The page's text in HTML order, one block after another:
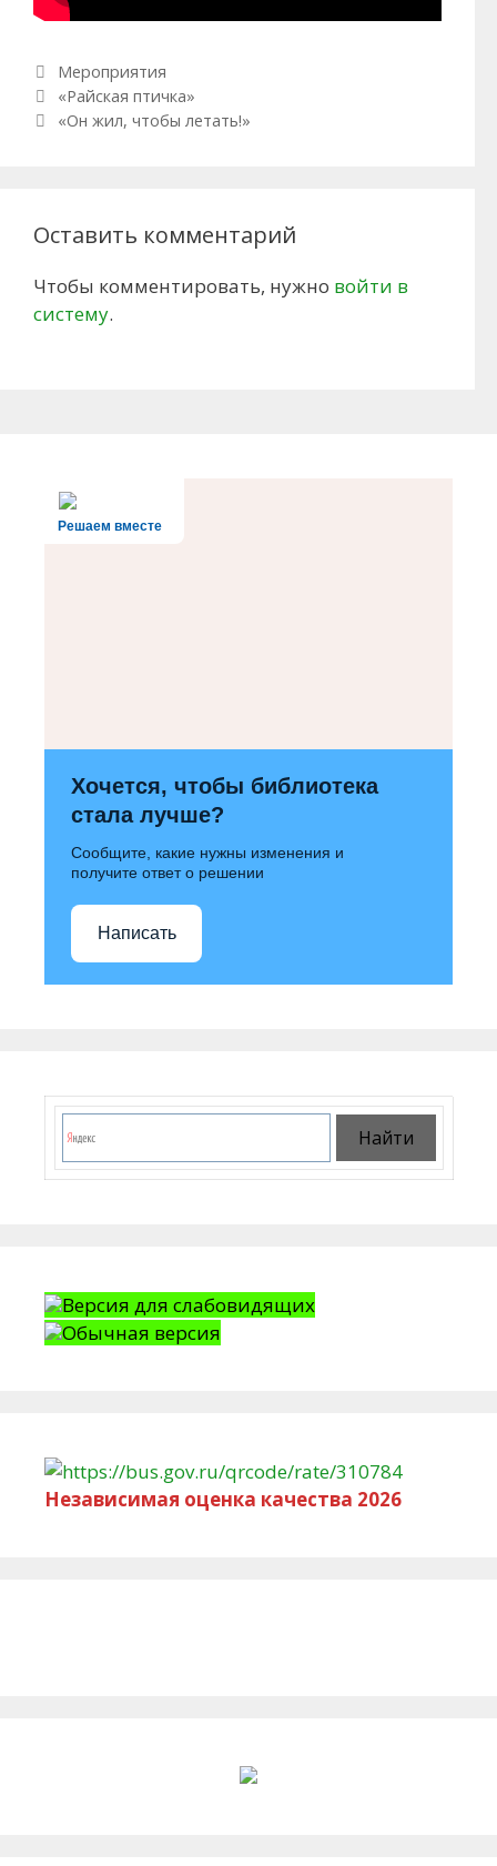
Рубрики
Мероприятия
Навигация по записям
«Райская птичка»
«Он жил, чтобы летать!»
Оставить комментарий
Чтобы комментировать, нужно войти в
систему.
Решаем вместе
Хочется, чтобы библиотека
стала лучше?
Сообщите, какие нужны изменения и
получите ответ о решении
Написать
Версия для слабовидящих
Обычная версия
Независимая оценка качества 2026